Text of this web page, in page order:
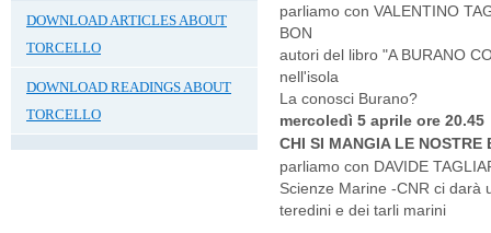
DOWNLOAD ARTICLES ABOUT
TORCELLO
DOWNLOAD READINGS ABOUT
TORCELLO
parliamo con VALENTINO
BON
autori del libro "A BURANO
nell'isola
La conosci Burano?
mercoledì 5 aprile ore 20.45
CHI SI MANGIA LE NOSTRE
parliamo con DAVIDE
Scienze Marine -CNR ci darà
teredini e dei tarli marini